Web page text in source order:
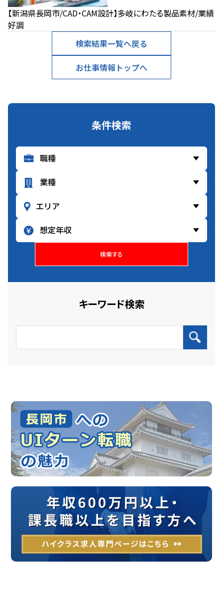
条件検索
検索する
キーワード検索
【新潟県長岡市/CAD・CAM設計】多岐にわたる製品素材/業績
好調
検索結果一覧へ戻る
お仕事情報トップへ